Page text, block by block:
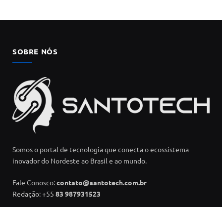
SOBRE NÓS
Somos o portal de tecnologia que conecta o ecossistema
inovador do Nordeste ao Brasil e ao mundo.
Fale Conosco:contato@santotech.com.br
Redação: +55 83 987931523